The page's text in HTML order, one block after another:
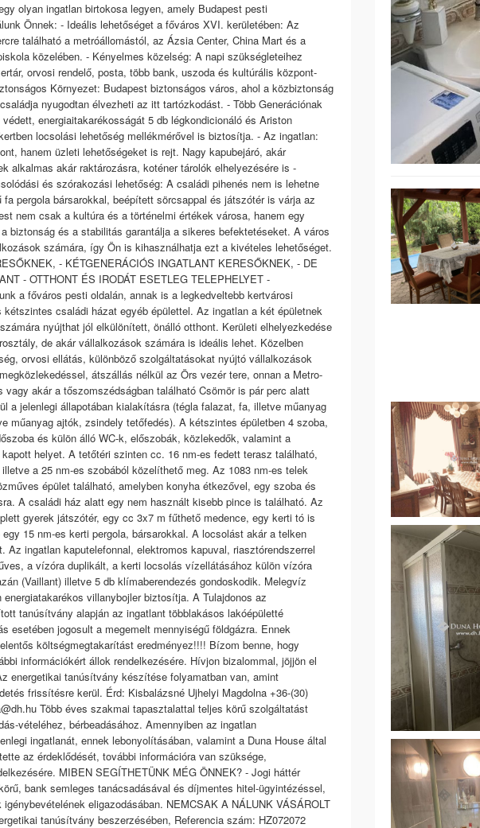
olyan ingatlan birtokosa legyen, amely Budapest pesti
Önnek: - Ideális lehetőséget a főváros XVI. kerületében: Az
található a metróállomástól, az Ázsia Center, China Mart és a
közelében. - Kényelmes közelség: A napi szükségleteihez
orvosi rendelő, posta, több bank, uszoda és kultúrális központ-
Környezet: Budapest biztonságos város, ahol a közbiztonság
nyugodtan élvezheti az itt tartózkodást. - Több Generációnak
energiaitakarékosságát 5 db légkondicionáló és Ariston
locsolási lehetőség mellékmérővel is biztosítja. - Az ingatlan:
hanem üzleti lehetőségeket is rejt. Nagy kapubejáró, akár
alkalmas akár raktározásra, koténer tárolók elhelyezésére is -
és szórakozási lehetőség: A családi pihenés nem is lehetne
pergola bársarokkal, beépített sörcsappal és játszótér is várja az
nem csak a kultúra és a történelmi értékek városa, hanem egy
biztonság és a stabilitás garantálja a sikeres befektetéseket. A város
számára, így Ön is kihasználhatja ezt a kivételes lehetőséget.
- KÉTGENERÁCIÓS INGATLANT KERESŐKNEK, - DE
- OTTHONT ÉS IRODÁT ESETLEG TELEPHELYET -
a főváros pesti oldalán, annak is a legkedveltebb kertvárosi
kétszintes családi házat egyéb épülettel. Az ingatlan a két épületnek
nyújthat jól elkülönített, önálló otthont. Kerületi elhelyezkedése
de akár vállalkozások számára is ideális lehet. Közelben
orvosi ellátás, különböző szolgáltatásokat nyújtó vállalkozások
átszállás nélkül az Örs vezér tere, onnan a Metro-
akár a tőszomszédságban található Csömör is pár perc alatt
a jelenlegi állapotában kialakításra (tégla falazat, fa, illetve műanyag
műanyag ajtók, zsindely tetőfedés). A kétszintes épületben 4 szoba,
és külön álló WC-k, előszobák, közlekedők, valamint a
helyet. A tetőtéri szinten cc. 16 nm-es fedett terasz található,
a 25 nm-es szobából közelíthető meg. Az 1083 nm-es telek
épület található, amelyben konyha étkezővel, egy szoba és
A családi ház alatt egy nem használt kisebb pince is található. Az
gyerek játszótér, egy cc 3x7 m fűthető medence, egy kerti tó is
15 nm-es kerti pergola, bársarokkal. A locsolást akár a telken
Az ingatlan kaputelefonnal, elektromos kapuval, riasztórendszerrel
a vízóra duplikált, a kerti locsolás vízellátásához külön vízóra
(Vaillant) illetve 5 db klímaberendezés gondoskodik. Melegvíz
villanybojler biztosítja. A Tulajdonos az
tanúsítvány alapján az ingatlant többlakásos lakóépületté
esetében jogosult a megemelt mennyiségű földgázra. Ennek
költségmegtakarítást eredményez!!!! Bízom benne, hogy
információkért állok rendelkezésére. Hívjon bizalommal, jöjjön el
energetikai tanúsítvány készítése folyamatban van, amint
frissítésre kerül. Érd: Kisbalázsné Ujhelyi Magdolna +36-(30)
Több éves szakmai tapasztalattal teljes körű szolgáltatást
vételéhez, bérbeadásához. Amennyiben az ingatlan
ingatlanát, ennek lebonyolításában, valamint a Duna House által
az érdeklődését, további információra van szüksége,
MIBEN SEGÍTHETÜNK MÉG ÖNNEK? - Jogi háttér
bank semleges tanácsadásával és díjmentes hitel-ügyintézéssel,
eligazodásában. NEMCSAK A NÁLUNK VÁSÁROLT
tanúsítvány beszerzésében, Referencia szám: HZ072072